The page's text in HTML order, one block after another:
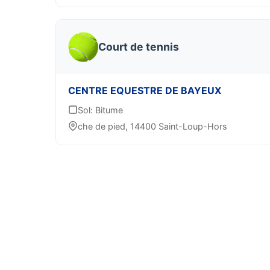
Court de tennis
CENTRE EQUESTRE DE BAYEUX
Sol: Bitume
che de pied, 14400 Saint-Loup-Hors